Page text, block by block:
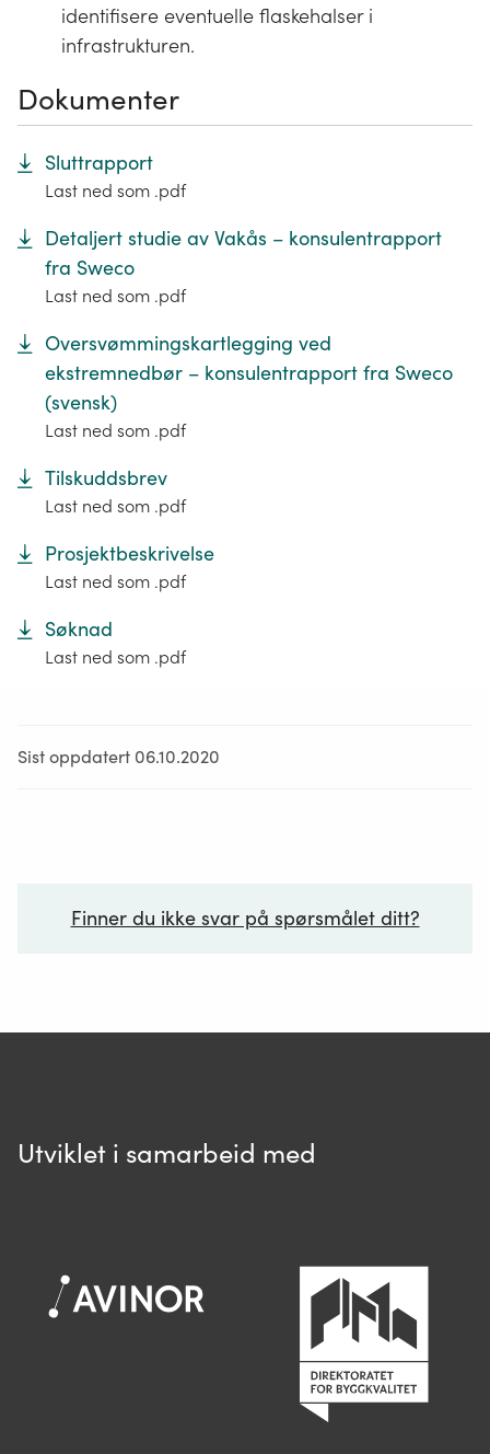
identifisere eventuelle flaskehalser i
infrastrukturen.
Dokumenter
Sluttrapport
Last ned som .pdf
Detaljert studie av Vakås – konsulentrapport
fra Sweco
Last ned som .pdf
Oversvømmingskartlegging ved
ekstremnedbør – konsulentrapport fra Sweco
(svensk)
Last ned som .pdf
Tilskuddsbrev
Last ned som .pdf
Prosjektbeskrivelse
Last ned som .pdf
Søknad
Last ned som .pdf
Sist oppdatert 06.10.2020
Finner du ikke svar på spørsmålet ditt?
Når du skriver spørsmålet ditt, gjør vi et
søk og viser deg vår mest relevante
Utviklet i samarbeid med